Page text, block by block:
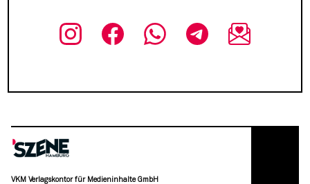
VKM Verlagskontor für Medieninhalte GmbH